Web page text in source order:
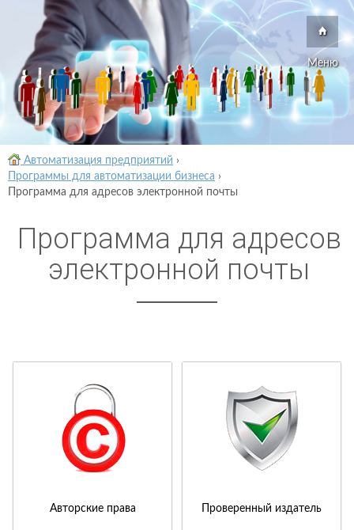
Меню
Автоматизация предприятий ›
Программы для автоматизации бизнеса ›
Программа для адресов электронной почты
Программа для адресов
электронной почты
Авторские права Проверенный издатель